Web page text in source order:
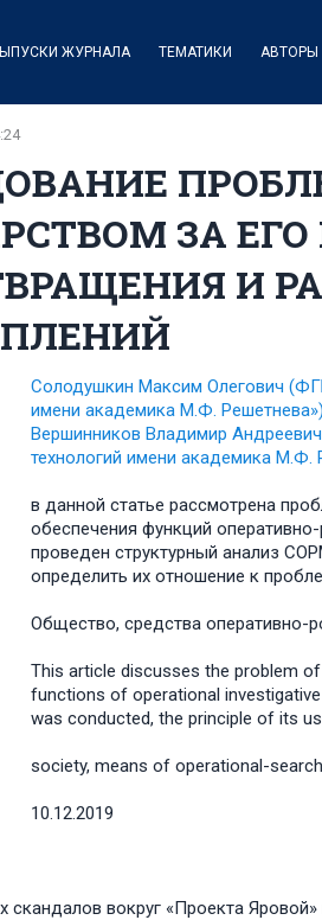
ЖУРНАЛА ТЕМАТИКИ АВТОРЫ
ЗА
И
Солодушкин Максим Олегович
имени академика М.Ф. Решетнева»)
Вершинников Владимир
технологий имени академика М.Ф.
в данной статье рассмотрена
обеспечения функций
проведен структурный анализ
определить их отношение к
Общество, средства оперативно-
This article discusses the problem
functions of operational
was conducted, the principle of its
society, means of operational-
10.12.2019
скандалов вокруг «Проекта